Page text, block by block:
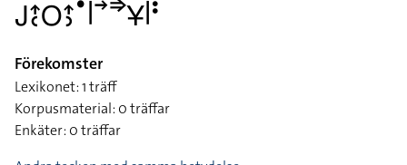
􌤢􌤴􌥗􌥆􌤴􌤶􌤟􌥼􌥣􌦆􌥃􌥼􌥻
Förekomster
Lexikonet: 1 träff
Korpusmaterial: 0 träffar
Enkäter: 0 träffar